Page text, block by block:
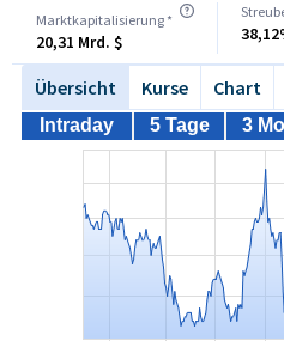
Marktkapitalisierung *
20,31 Mrd. $
Übersicht Kurse Chart
Intraday 5 Tage 3